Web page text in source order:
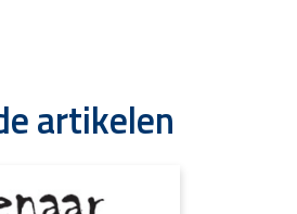
artikelen